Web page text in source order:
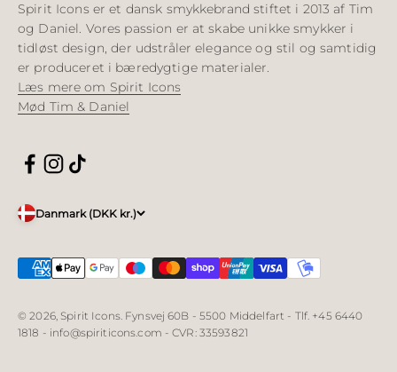
Spirit Icons er et dansk smykkebrand stiftet i 2013 af Tim
og Daniel. Vores passion er at skabe unikke smykker i
tidløst design, der udstråler elegance og stil og samtidig
er produceret i bæredygtige materialer.
Læs mere om Spirit Icons
Mød Tim & Daniel
Danmark (DKK kr.)
© 2026, Spirit Icons. Fynsvej 60B - 5500 Middelfart - Tlf. +45 6440
1818 - info@spiriticons.com - CVR: 33593821